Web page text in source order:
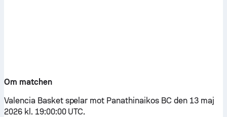
Om matchen
Valencia Basket spelar mot Panathinaikos BC den 13 maj
2026 kl. 19:00:00 UTC.